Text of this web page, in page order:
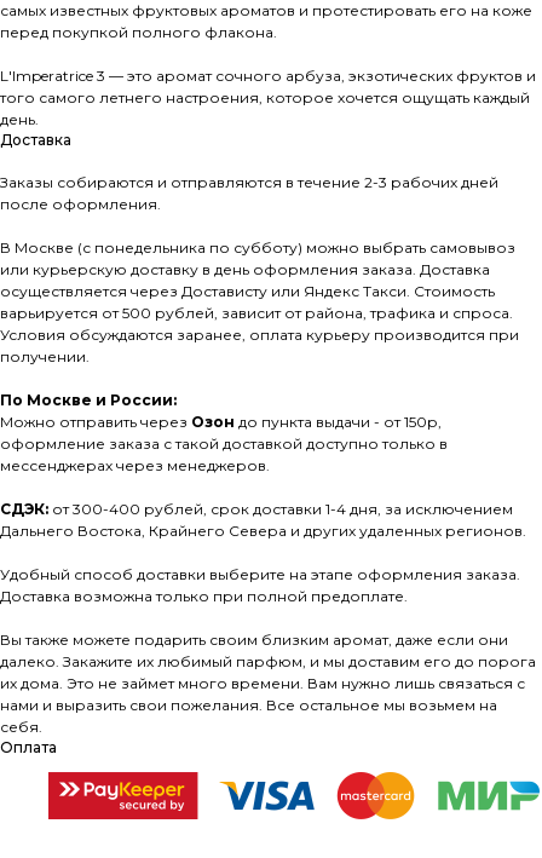
самых известных фруктовых ароматов и протестировать его на коже
перед покупкой полного флакона.
L'Imperatrice 3 — это аромат сочного арбуза, экзотических фруктов и
того самого летнего настроения, которое хочется ощущать каждый
день.
Доставка
Заказы собираются и отправляются в течение 2-3 рабочих дней
после оформления.
В Москве (с понедельника по субботу) можно выбрать самовывоз
или курьерскую доставку в день оформления заказа. Доставка
осуществляется через Достависту или Яндекс Такси. Стоимость
варьируется от 500 рублей, зависит от района, трафика и спроса.
Условия обсуждаются заранее, оплата курьеру производится при
получении.
По Москве и России:
Можно отправить через Озон до пункта выдачи - от 150р,
оформление заказа с такой доставкой доступно только в
мессенджерах через менеджеров.
СДЭК: от 300-400 рублей, срок доставки 1-4 дня, за исключением
Дальнего Востока, Крайнего Севера и других удаленных регионов.
Удобный способ доставки выберите на этапе оформления заказа.
Доставка возможна только при полной предоплате.
Вы также можете подарить своим близким аромат, даже если они
далеко. Закажите их любимый парфюм, и мы доставим его до порога
их дома. Это не займет много времени. Вам нужно лишь связаться с
нами и выразить свои пожелания. Все остальное мы возьмем на
себя.
Оплата